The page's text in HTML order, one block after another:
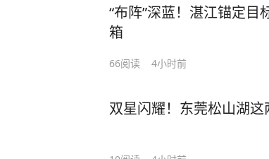
“布阵”深蓝！湛江锚定
箱
66阅读 4小时前
双星闪耀！东莞松山湖